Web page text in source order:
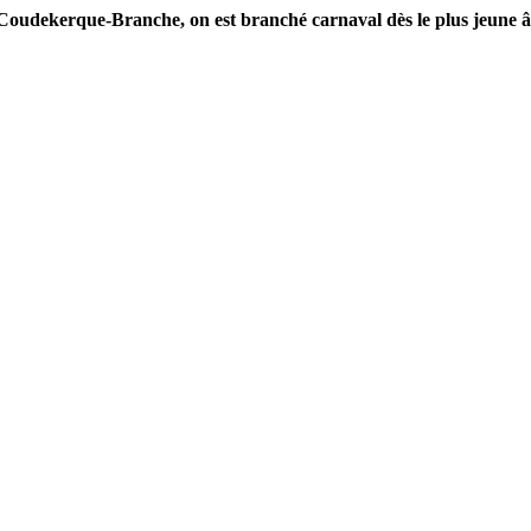
Branche, on est branché carnaval dès le plus jeune